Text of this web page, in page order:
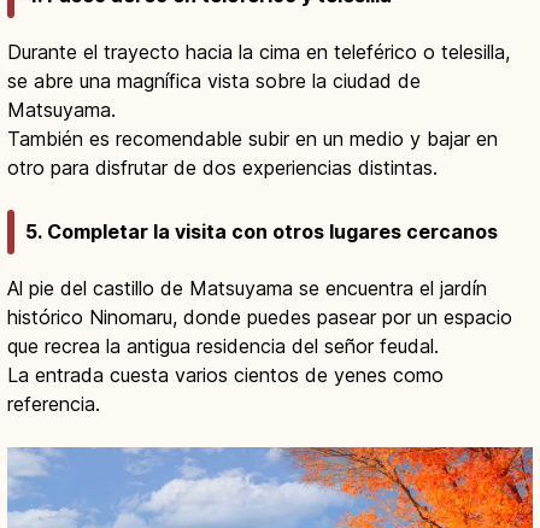
Durante el trayecto hacia la cima en teleférico o telesilla,
se abre una magnífica vista sobre la ciudad de
Matsuyama.
También es recomendable subir en un medio y bajar en
otro para disfrutar de dos experiencias distintas.
5. Completar la visita con otros lugares cercanos
Al pie del castillo de Matsuyama se encuentra el jardín
histórico Ninomaru, donde puedes pasear por un espacio
que recrea la antigua residencia del señor feudal.
La entrada cuesta varios cientos de yenes como
referencia.